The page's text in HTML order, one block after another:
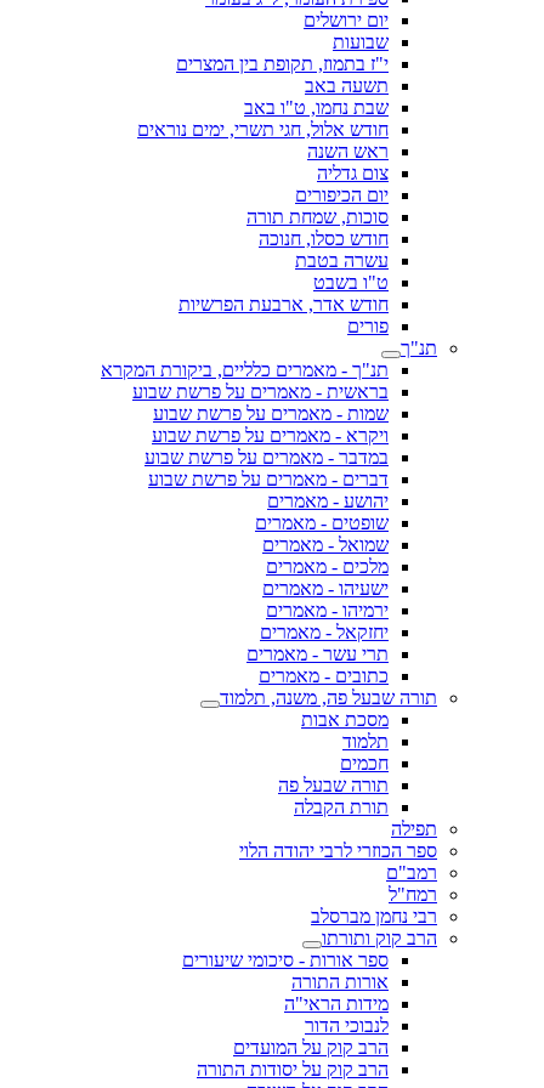
יום ירושלים
שבועות
י"ז בתמוז, תקופת בין המצרים
תשעה באב
שבת נחמו, ט"ו באב
חודש אלול, חגי תשרי, ימים נוראים
ראש השנה
צום גדליה
יום הכיפורים
סוכות, שמחת תורה
חודש כסלו, חנוכה
עשרה בטבת
ט"ו בשבט
חודש אדר, ארבעת הפרשיות
פורים
תנ"ך
תנ"ך - מאמרים כלליים, ביקורת המקרא
בראשית - מאמרים על פרשת שבוע
שמות - מאמרים על פרשת שבוע
ויקרא - מאמרים על פרשת שבוע
במדבר - מאמרים על פרשת שבוע
דברים - מאמרים על פרשת שבוע
יהושע - מאמרים
שופטים - מאמרים
שמואל - מאמרים
מלכים - מאמרים
ישעיהו - מאמרים
ירמיהו - מאמרים
יחזקאל - מאמרים
תרי עשר - מאמרים
כתובים - מאמרים
תורה שבעל פה, משנה, תלמוד
מסכת אבות
תלמוד
חכמים
תורה שבעל פה
תורת הקבלה
תפילה
ספר הכוזרי לרבי יהודה הלוי
רמב"ם
רמח"ל
רבי נחמן מברסלב
הרב קוק ותורתו
ספר אורות - סיכומי שיעורים
אורות התורה
מידות הראי"ה
לנבוכי הדור
הרב קוק על המועדים
הרב קוק על יסודות התורה